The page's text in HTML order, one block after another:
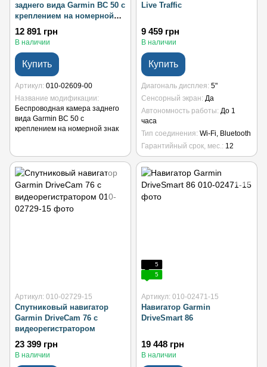
заднего вида Garmin BC 50 с
креплением на номерной
знак
12 891 грн
В наличии
Купить
Артикул 010-02609-00
Название модификации
Беспроводная камера заднего
вида Garmin BC 50 с
креплением на номерной знак
Live Traffic
9 459 грн
В наличии
Купить
Диагональ дисплея 5"
Сенсорный экран Да
Автономность работы До 1
часа
Тип соединения Wi-Fi, Bluetooth
Гарантийный срок, мес. 12
Артикул: 010-02729-15
Спутниковый навигатор
Garmin DriveCam 76 с
видеорегистратором
23 399 грн
В наличии
5
5
Артикул: 010-02471-15
Навигатор Garmin
DriveSmart 86
19 448 грн
В наличии